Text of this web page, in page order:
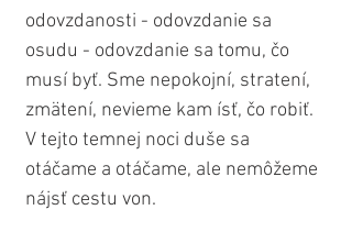
odovzdanosti - odovzdanie sa
osudu - odovzdanie sa tomu, čo
musí byť. Sme nepokojní, stratení,
zmätení, nevieme kam ísť, čo robiť.
V tejto temnej noci duše sa
otáčame a otáčame, ale nemôžeme
nájsť cestu von.